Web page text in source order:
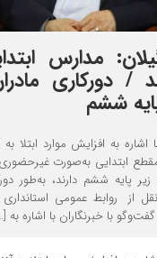
مدارس
/ دورکاری
ششم
اشاره به افزایش موارد ابتلا
ابتدایی به‌صورت
پایه ششم دارند، به‌طور
از روابط عمومی
با خبرنگاران با اشاره به